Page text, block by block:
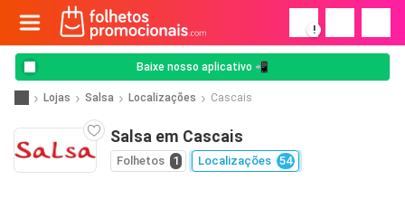
!
Baixe nosso aplicativo 📲
Lojas Salsa Localizações Cascais
Salsa em Cascais
Folhetos 1 Localizações 54